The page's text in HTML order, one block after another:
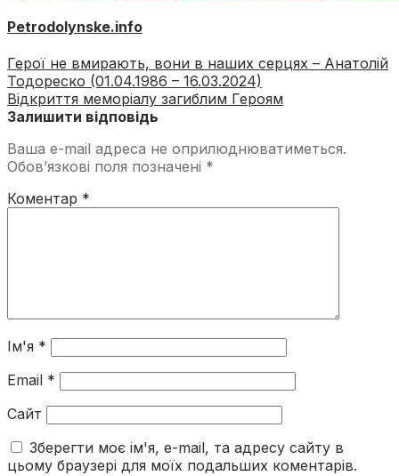
Petrodolynske.info
Герої не вмирають, вони в наших серцях – Анатолій
Тодореско (01.04.1986 – 16.03.2024)
Відкриття меморіалу загиблим Героям
Залишити відповідь
Ваша e-mail адреса не оприлюднюватиметься.
Обов’язкові поля позначені *
Коментар *
Ім'я *
Email *
Сайт
Зберегти моє ім'я, e-mail, та адресу сайту в
цьому браузері для моїх подальших коментарів.